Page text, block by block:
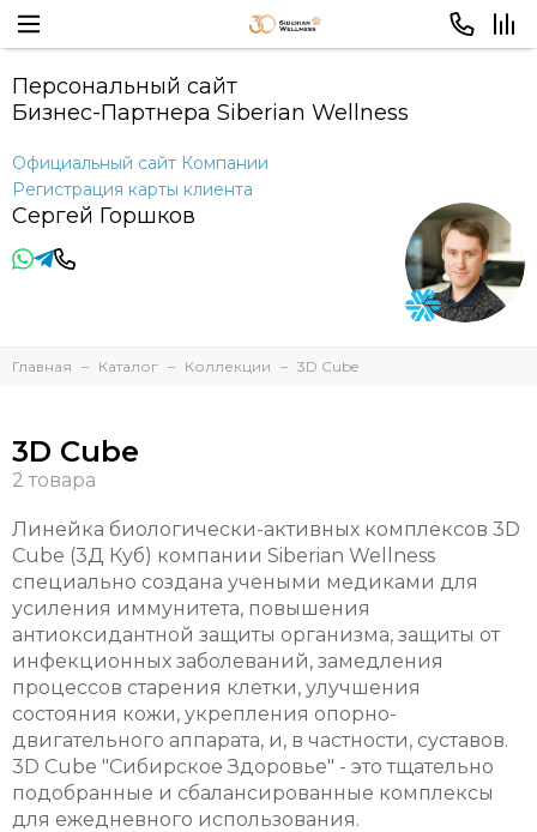
Персональный сайт
Бизнес-Партнера Siberian Wellness
Официальный сайт Компании
Регистрация карты клиента
Сергей Горшков
Главная Каталог Коллекции 3D Cube
3D Cube
Линейка биологически-активных комплексов 3D
Cube (3Д Куб) компании Siberian Wellness
специально создана учеными медиками для
усиления иммунитета, повышения
антиоксидантной защиты организма, защиты от
инфекционных заболеваний, замедления
процессов старения клетки, улучшения
состояния кожи, укрепления опорно-
двигательного аппарата, и, в частности, суставов.
3D Cube "Сибирское Здоровье" - это тщательно
подобранные и сбалансированные комплексы
для ежедневного использования.